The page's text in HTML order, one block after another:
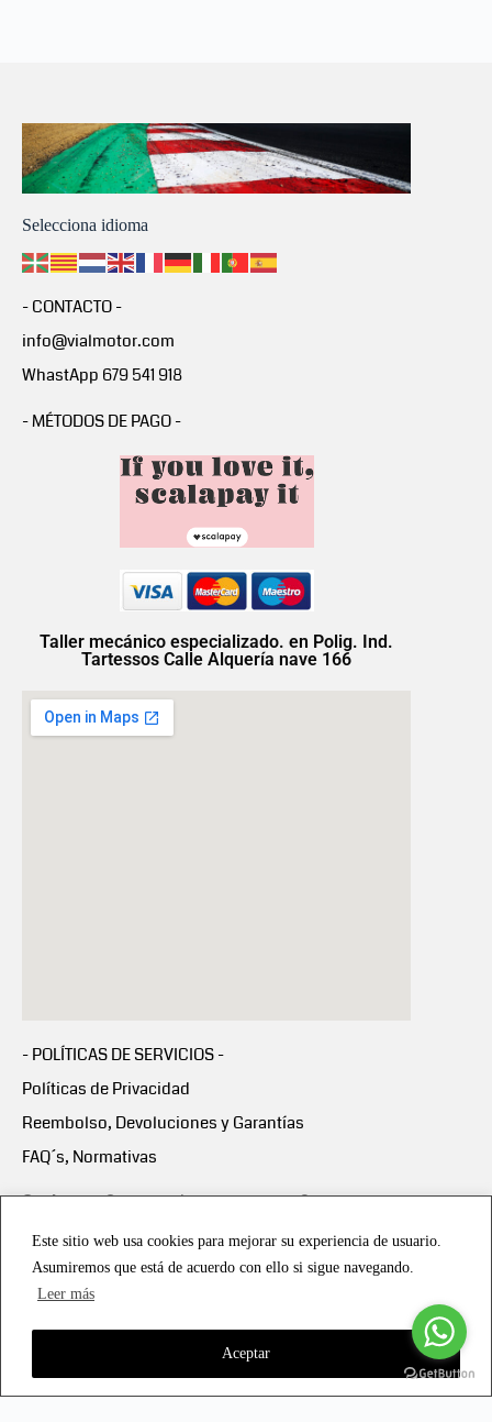
Este sitio web usa cookies para mejorar su experiencia de usuario.
Asumiremos que está de acuerdo con ello si sigue navegando.
Leer más
Aceptar
Selecciona idioma
- CONTACTO -
info@vialmotor.com
WhastApp 679 541 918
- MÉTODOS DE PAGO -
Taller mecánico especializado. en Polig. Ind.
Tartessos Calle Alquería nave 166
- POLÍTICAS DE SERVICIOS -
Políticas de Privacidad
Reembolso, Devoluciones y Garantías
FAQ´s, Normativas
Scalapay:Compra ahora y paga en 3 cuotas
Scalapay Política Privacidad
Copyright © 2021 all rights reserved - Vialmotor